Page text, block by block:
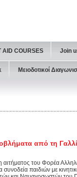
AID COURSES Join
Μειοδοτικοί
από τη
του Φορέα
συνοδεία παιδιών με